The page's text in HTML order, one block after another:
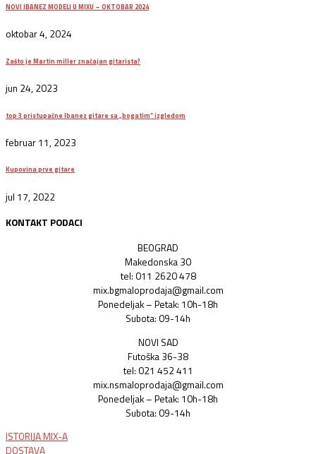
NOVI IBANEZ MODELI U MIXU – OKTOBAR 2024
oktobar 4, 2024
Zašto je Martin miller značajan gitarista?
jun 24, 2023
top 3 pristupačne Ibanez gitare sa „bogatim“ izgledom
februar 11, 2023
Kupovina prve gitare
jul 17, 2022
KONTAKT PODACI
BEOGRAD
Makedonska 30
tel: 011 2620 478
mix.bgmaloprodaja@gmail.com
Ponedeljak – Petak: 10h-18h
Subota: 09-14h
NOVI SAD
Futoška 36-38
tel: 021 452 411
mix.nsmaloprodaja@gmail.com
Ponedeljak – Petak: 10h-18h
Subota: 09-14h
ISTORIJA MIX-A
DOSTAVA